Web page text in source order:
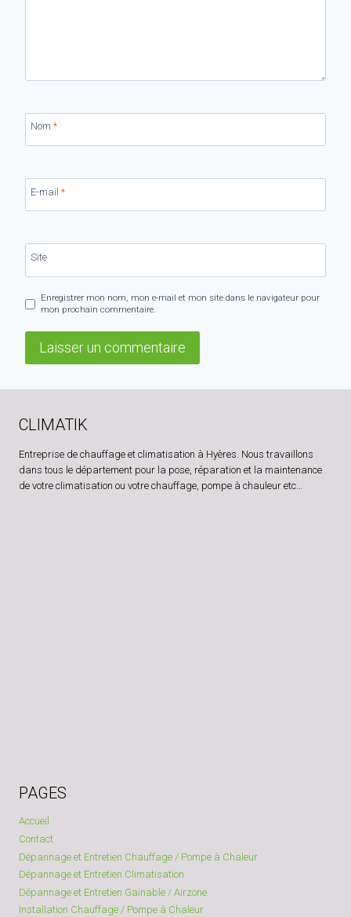
Nom *
E-mail *
Site
Enregistrer mon nom, mon e-mail et mon site dans le navigateur pour
mon prochain commentaire.
CLIMATIK
Entreprise de chauffage et climatisation à Hyères. Nous travaillons
dans tous le département pour la pose, réparation et la maintenance
de votre climatisation ou votre chauffage, pompe à chauleur etc…
PAGES
Accueil
Contact
Dépannage et Entretien Chauffage / Pompe à Chaleur
Dépannage et Entretien Climatisation
Dépannage et Entretien Gainable / Airzone
Installation Chauffage / Pompe à Chaleur